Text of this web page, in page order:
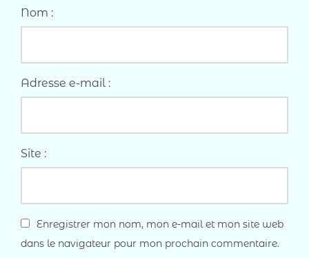
Nom :
Adresse e-mail :
Site :
Enregistrer mon nom, mon e-mail et mon site web
dans le navigateur pour mon prochain commentaire.